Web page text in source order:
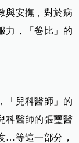
與安撫，對於病
力，「爸比」的
「兒科醫師」的
科醫師的張璽醫
…等這一部分，